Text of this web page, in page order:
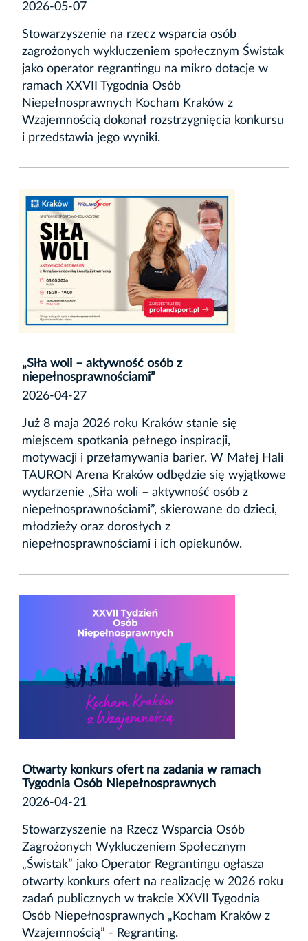
2026-05-07
Stowarzyszenie na rzecz wsparcia osób
zagrożonych wykluczeniem społecznym Świstak
jako operator regrantingu na mikro dotacje w
ramach XXVII Tygodnia Osób
Niepełnosprawnych Kocham Kraków z
Wzajemnością dokonał rozstrzygnięcia konkursu
i przedstawia jego wyniki.
„Siła woli – aktywność osób z
niepełnosprawnościami”
2026-04-27
Już 8 maja 2026 roku Kraków stanie się
miejscem spotkania pełnego inspiracji,
motywacji i przełamywania barier. W Małej Hali
TAURON Arena Kraków odbędzie się wyjątkowe
wydarzenie „Siła woli – aktywność osób z
niepełnosprawnościami”, skierowane do dzieci,
młodzieży oraz dorosłych z
niepełnosprawnościami i ich opiekunów.
Otwarty konkurs ofert na zadania w ramach
Tygodnia Osób Niepełnosprawnych
2026-04-21
Stowarzyszenie na Rzecz Wsparcia Osób
Zagrożonych Wykluczeniem Społecznym
„Świstak” jako Operator Regrantingu ogłasza
otwarty konkurs ofert na realizację w 2026 roku
zadań publicznych w trakcie XXVII Tygodnia
Osób Niepełnosprawnych „Kocham Kraków z
Wzajemnością” - Regranting.